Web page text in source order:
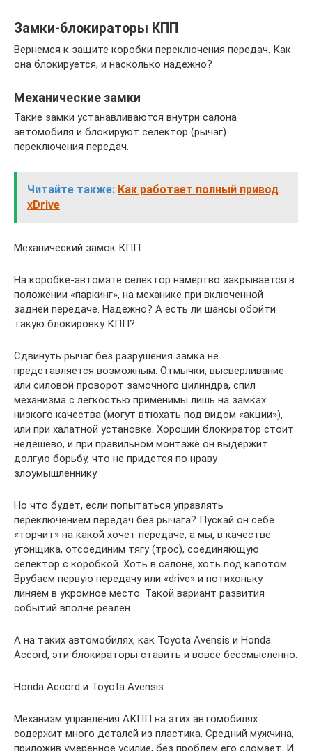
Замки-блокираторы КПП
Вернемся к защите коробки переключения передач. Как
она блокируется, и насколько надежно?
Механические замки
Такие замки устанавливаются внутри салона
автомобиля и блокируют селектор (рычаг)
переключения передач.
Читайте также: Как работает полный привод
xDrive
Механический замок КПП
На коробке-автомате селектор намертво закрывается в
положении «паркинг», на механике при включенной
задней передаче. Надежно? А есть ли шансы обойти
такую блокировку КПП?
Сдвинуть рычаг без разрушения замка не
представляется возможным. Отмычки, высверливание
или силовой проворот замочного цилиндра, спил
механизма с легкостью применимы лишь на замках
низкого качества (могут втюхать под видом «акции»),
или при халатной установке. Хороший блокиратор стоит
недешево, и при правильном монтаже он выдержит
долгую борьбу, что не придется по нраву
злоумышленнику.
Но что будет, если попытаться управлять
переключением передач без рычага? Пускай он себе
«торчит» на какой хочет передаче, а мы, в качестве
угонщика, отсоединим тягу (трос), соединяющую
селектор с коробкой. Хоть в салоне, хоть под капотом.
Врубаем первую передачу или «drive» и потихоньку
линяем в укромное место. Такой вариант развития
событий вполне реален.
А на таких автомобилях, как Toyota Avensis и Honda
Accord, эти блокираторы ставить и вовсе бессмысленно.
Honda Accord и Toyota Avensis
Механизм управления АКПП на этих автомобилях
содержит много деталей из пластика. Средний мужчина,
приложив умеренное усилие, без проблем его сломает. И